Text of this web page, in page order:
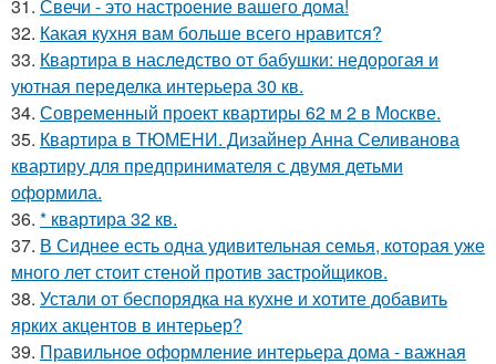
31. Свечи - это настроение вашего дома!
32. Какая кухня вам больше всего нравится?
33. Квартира в наследство от бабушки: недорогая и
уютная переделка интерьера 30 кв.
34. Современный проект квартиры 62 м 2 в Москве.
35. Квартира в ТЮМЕНИ. Дизайнер Анна Селиванова
квартиру для предпринимателя с двумя детьми
оформила.
36. * квартира 32 кв.
37. В Сиднее есть одна удивительная семья, которая уже
много лет стоит стеной против застройщиков.
38. Устали от беспорядка на кухне и хотите добавить
ярких акцентов в интерьер?
39. Правильное оформление интерьера дома - важная